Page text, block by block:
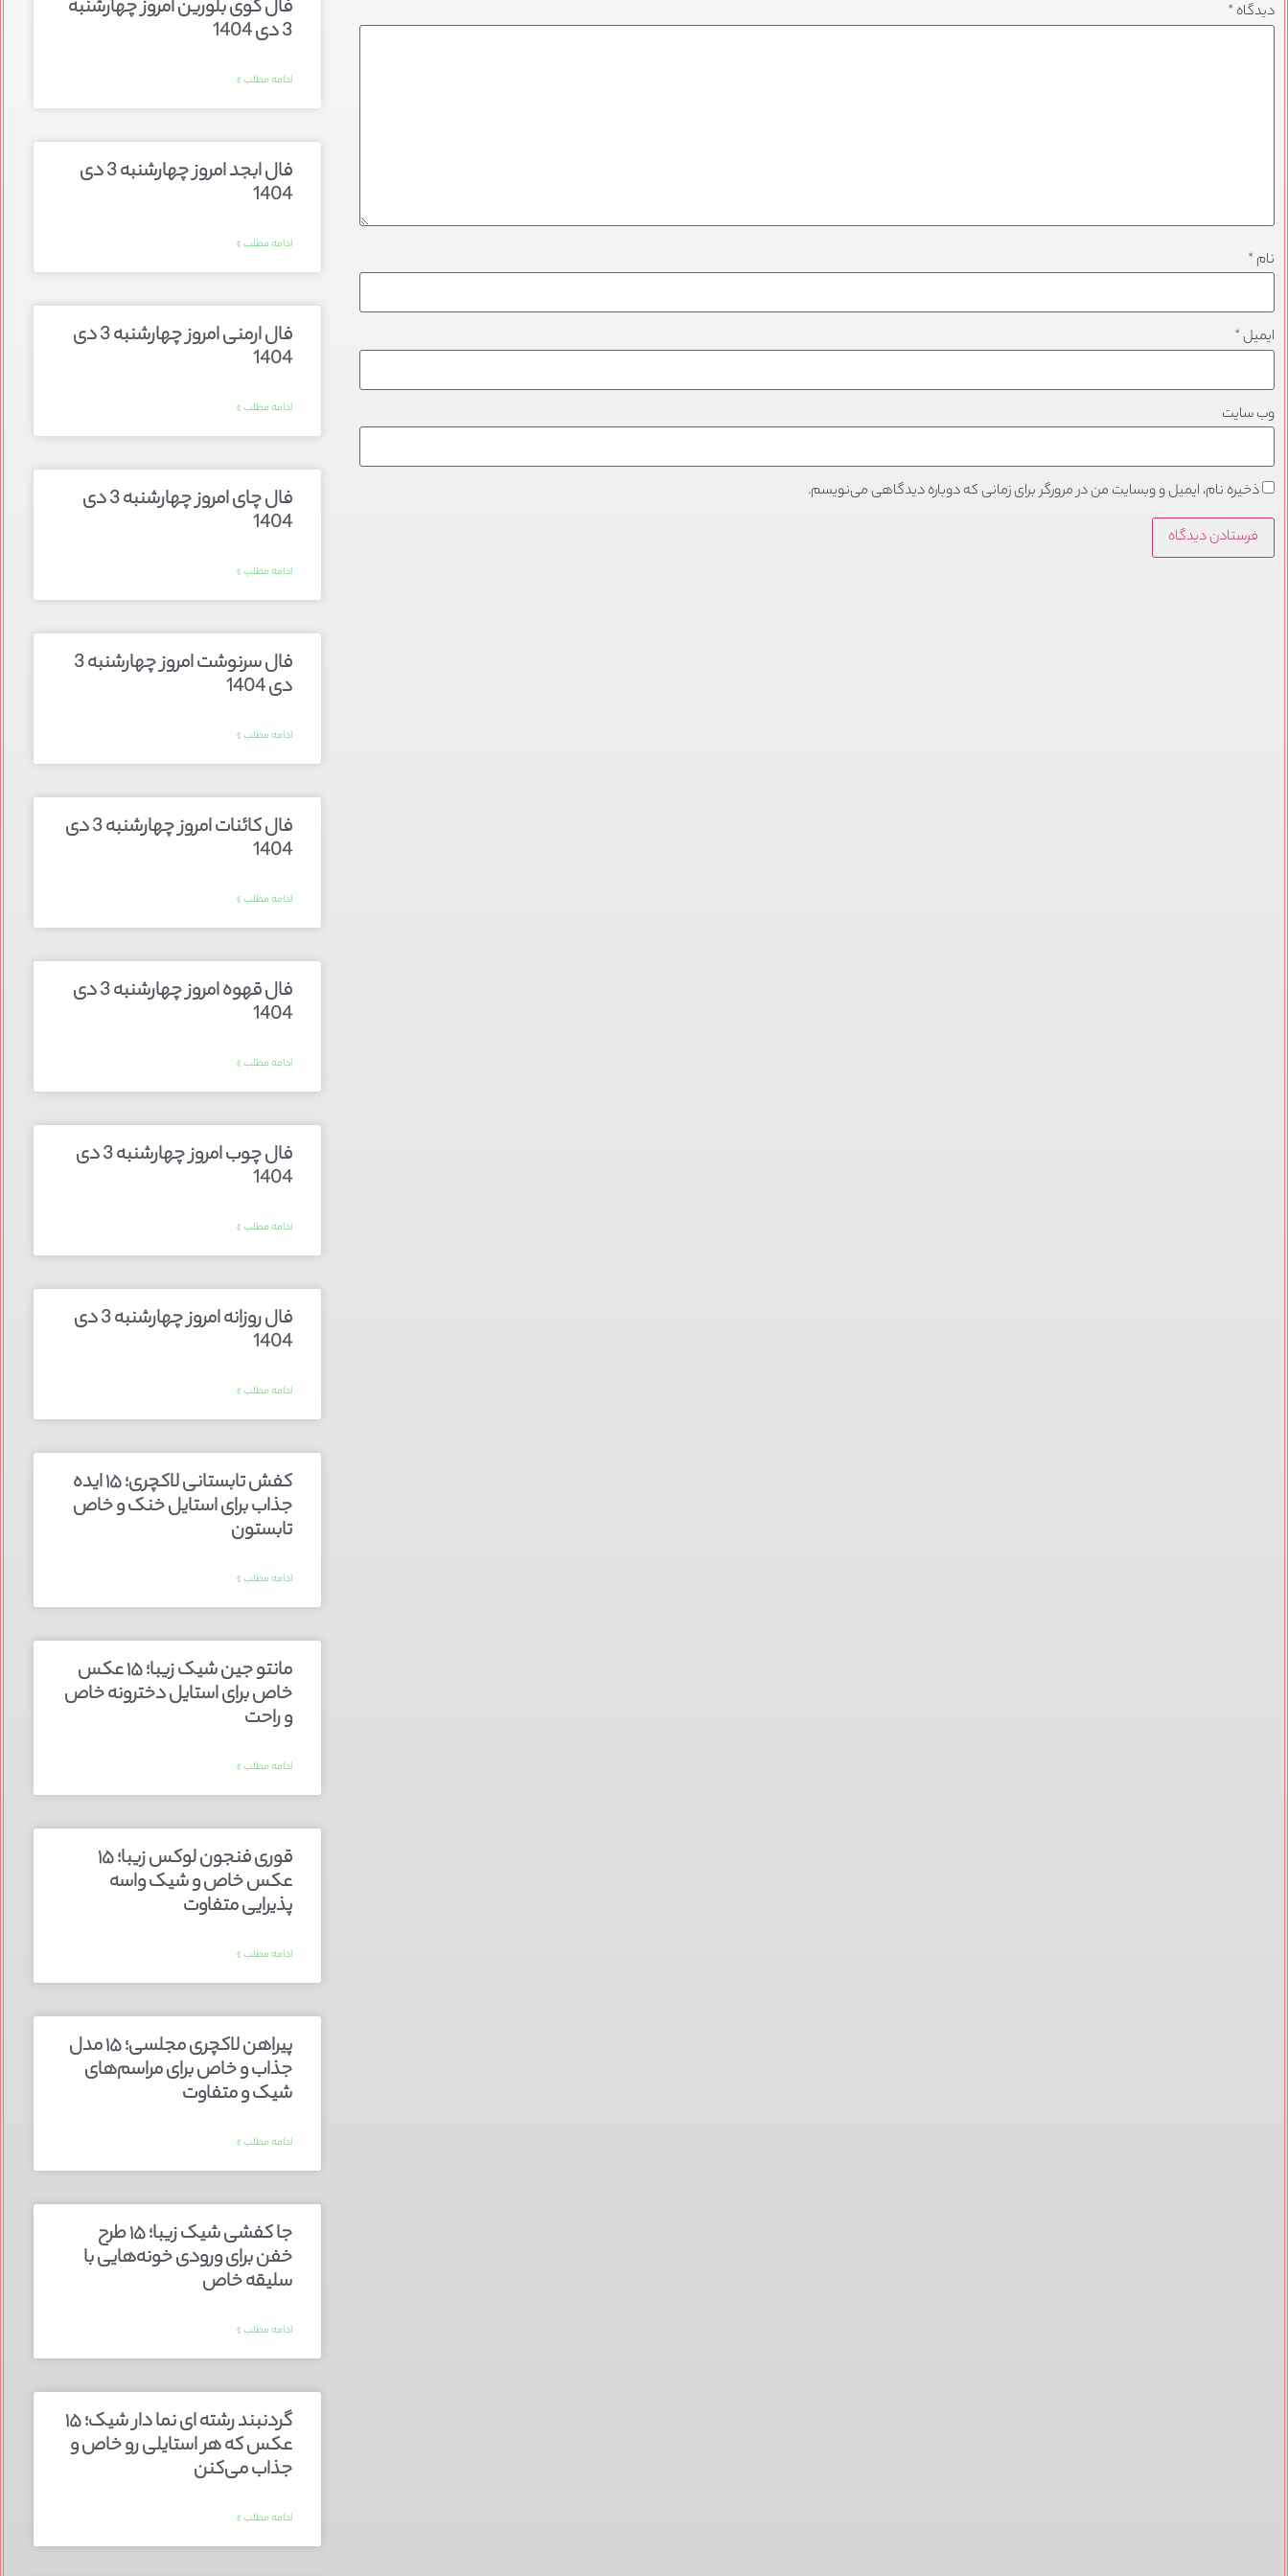
دیدگاه *
نام *
ایمیل*
وب‌ سایت
ذخیره نام، ایمیل و وبسایت من در مرورگر برای زمانی که دوباره دیدگاهی می‌نویسم.
فال گوی بلورین امروز چهارشنبه
3 دی 1404
ادامه مطلب »
فال ابجد امروز چهارشنبه 3 دی
1404
ادامه مطلب »
فال ارمنی امروز چهارشنبه 3 دی
1404
ادامه مطلب »
فال چای امروز چهارشنبه 3 دی
1404
ادامه مطلب »
فال سرنوشت امروز چهارشنبه 3
دی 1404
ادامه مطلب »
فال کائنات امروز چهارشنبه 3 دی
1404
ادامه مطلب »
فال قهوه امروز چهارشنبه 3 دی
1404
ادامه مطلب »
فال چوب امروز چهارشنبه 3 دی
1404
ادامه مطلب »
فال روزانه امروز چهارشنبه 3 دی
1404
ادامه مطلب »
کفش تابستانی لاکچری؛ ۱۵ ایده‌
جذاب برای استایل خنک و خاص
تابستون
ادامه مطلب »
مانتو جین شیک زیبا؛ ۱۵ عکس
خاص برای استایل دخترونه خاص
و راحت
ادامه مطلب »
قوری فنجون لوکس زیبا؛ ۱۵
عکس خاص و شیک واسه
پذیرایی متفاوت
ادامه مطلب »
پیراهن لاکچری مجلسی؛ ۱۵ مدل
جذاب و خاص برای مراسم‌های
شیک و متفاوت
ادامه مطلب »
جا کفشی شیک زیبا؛ ۱۵ طرح
خفن برای ورودی خونه‌هایی با
سلیقه خاص
ادامه مطلب »
گردنبند رشته ای نما دار شیک؛ ۱۵
عکس که هر استایلی رو خاص و
جذاب می‌کنن
ادامه مطلب »